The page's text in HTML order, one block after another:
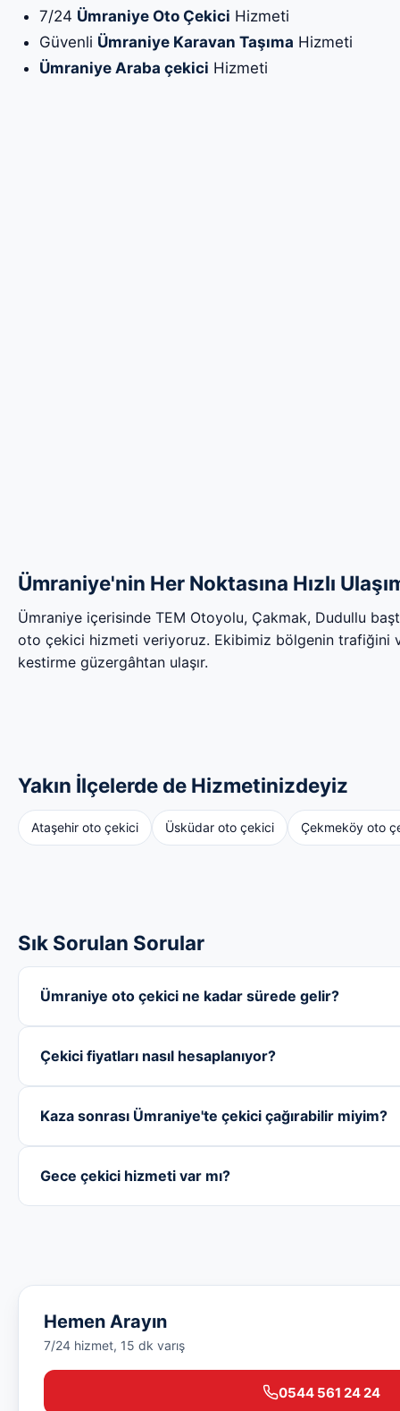
7/24 Ümraniye Oto Çekici Hizmeti
Güvenli Ümraniye Karavan Taşıma Hizmeti
Ümraniye Araba çekici Hizmeti
Ümraniye'nin Her Noktasına Hızlı
Ümraniye içerisinde TEM Otoyolu, Çakmak, Dudullu
oto çekici hizmeti veriyoruz. Ekibimiz bölgenin trafiğini
kestirme güzergâhtan ulaşır.
Yakın İlçelerde de Hizmetinizdeyiz
Ataşehir oto çekici Üsküdar oto çekici Çekmeköy oto
Sık Sorulan Sorular
Ümraniye oto çekici ne kadar sürede gelir?
Çekici fiyatları nasıl hesaplanıyor?
Kaza sonrası Ümraniye'te çekici çağırabilir miyim?
Gece çekici hizmeti var mı?
Hemen Arayın
7/24 hizmet, 15 dk varış
0544 561 24 24